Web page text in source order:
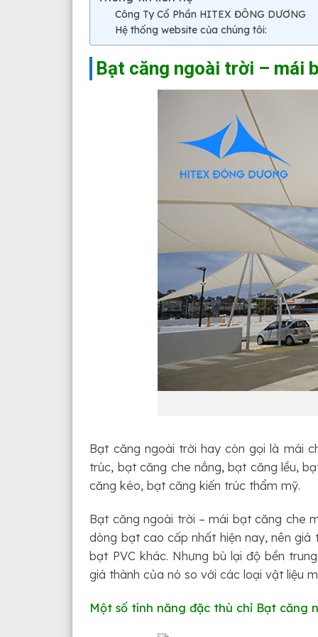
Công Ty Cổ Phần HITEX ĐÔNG DƯƠNG
Hệ thống website của chúng tôi:
Bạt căng ngoài trời – mái
Bạt căng ngoài trời hay còn gọi là mái
trúc, bạt căng che nắng, bạt căng lều,
căng kéo, bạt căng kiến trúc thẩm mỹ.
Bạt căng ngoài trời – mái bạt căng che
dòng bạt cao cấp nhất hiện nay, nên
bạt PVC khác. Nhưng bù lại độ bền
giá thành của nó so với các loại vật liệu
Một số tính năng đặc thù chỉ Bạt căng